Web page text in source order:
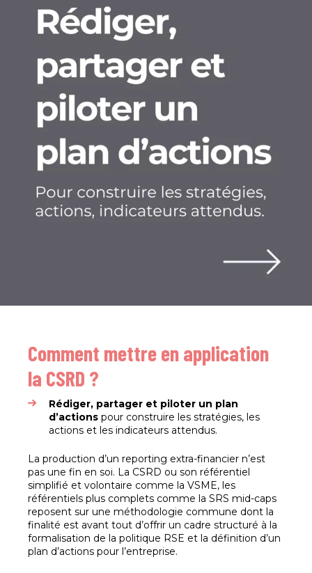
Comment mettre en application
la CSRD ?
Rédiger, partager et piloter un plan
d’actions pour construire les stratégies, les
actions et les indicateurs attendus.
La production d’un reporting extra-financier n’est
pas une fin en soi. La CSRD ou son référentiel
simplifié et volontaire comme la VSME, les
référentiels plus complets comme la SRS mid-caps
reposent sur une méthodologie commune dont la
finalité est avant tout d’offrir un cadre structuré à la
formalisation de la politique RSE et la définition d’un
plan d’actions pour l’entreprise.